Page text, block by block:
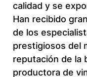
calidad y se
Han recibido
de los
prestigiosos del
reputación de la
productora de